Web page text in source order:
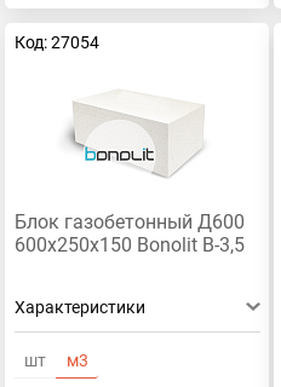
Код: 27054
Блок газобетонный Д600
600х250х150 Bonolit В-3,5
Характеристики
шт м3